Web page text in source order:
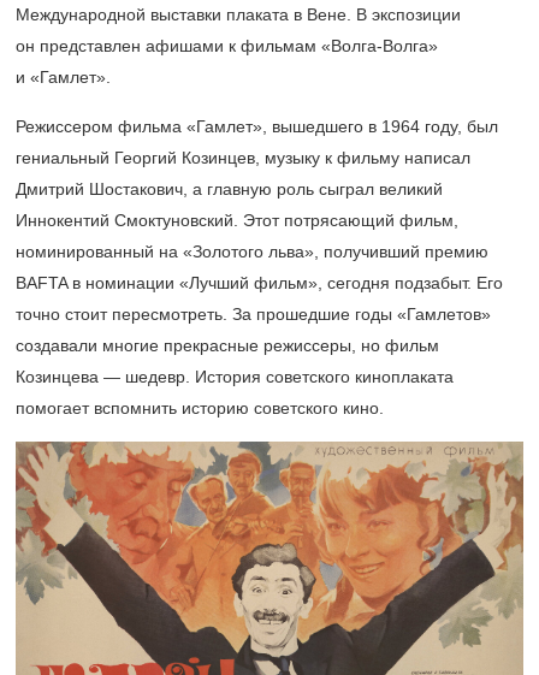
Международной выставки плаката в Вене. В экспозиции
он представлен афишами к фильмам «Волга-Волга»
и «Гамлет».
Режиссером фильма «Гамлет», вышедшего в 1964 году, был
гениальный Георгий Козинцев, музыку к фильму написал
Дмитрий Шостакович, а главную роль сыграл великий
Иннокентий Смоктуновский. Этот потрясающий фильм,
номинированный на «Золотого льва», получивший премию
BAFTA в номинации «Лучший фильм», сегодня подзабыт. Его
точно стоит пересмотреть. За прошедшие годы «Гамлетов»
создавали многие прекрасные режиссеры, но фильм
Козинцева — шедевр. История советского киноплаката
помогает вспомнить историю советского кино.